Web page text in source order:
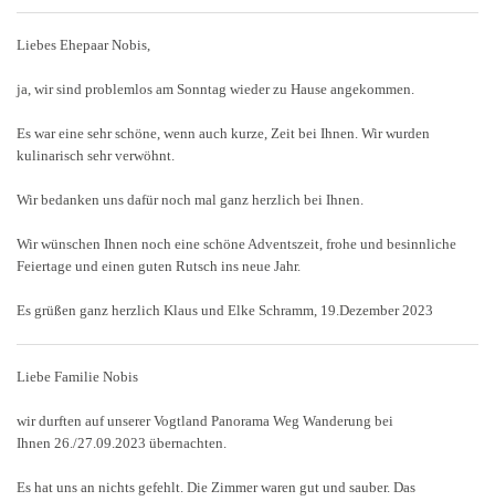
Liebes Ehepaar Nobis,
ja, wir sind problemlos am Sonntag wieder zu Hause angekommen.
Es war eine sehr schöne, wenn auch kurze, Zeit bei Ihnen. Wir wurden
kulinarisch sehr verwöhnt.
Wir bedanken uns dafür noch mal ganz herzlich bei Ihnen.
Wir wünschen Ihnen noch eine schöne Adventszeit, frohe und besinnliche
Feiertage und einen guten Rutsch ins neue Jahr.
Es grüßen ganz herzlich Klaus und Elke Schramm, 19.Dezember 2023
Liebe Familie Nobis
wir durften auf unserer Vogtland Panorama Weg Wanderung bei
Ihnen 26./27.09.2023 übernachten.
Es hat uns an nichts gefehlt. Die Zimmer waren gut und sauber. Das